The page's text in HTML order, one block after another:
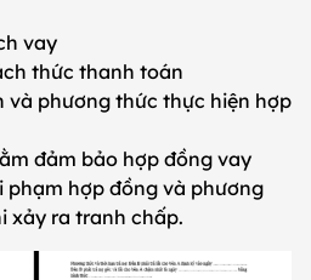
vay
thức thanh toán
và phương thức thực hiện hợp
đảm bảo hợp đồng vay
phạm hợp đồng và phương
xảy ra tranh chấp.